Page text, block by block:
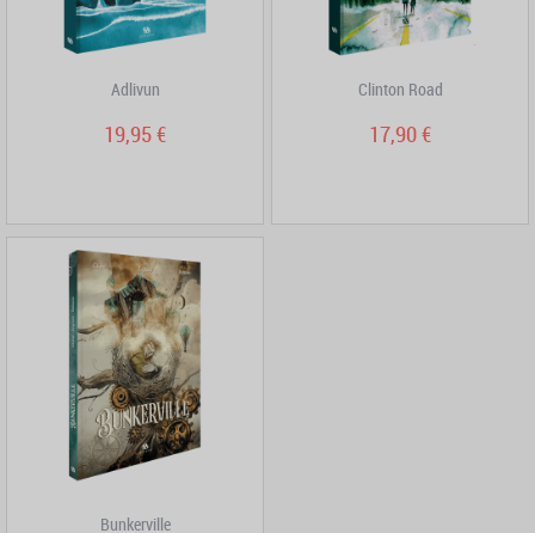
Adlivun
19,95 €
Clinton Road
17,90 €
Bunkerville